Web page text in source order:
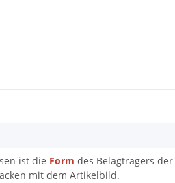
ist die Form des Belagträgers
mit dem Artikelbild.